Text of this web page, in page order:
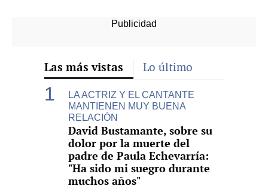
Las más vistas Lo último
LA ACTRIZ Y EL CANTANTE
MANTIENEN MUY BUENA
RELACIÓN
David Bustamante, sobre su
dolor por la muerte del
padre de Paula Echevarría:
"Ha sido mi suegro durante
muchos años"